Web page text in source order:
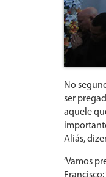
No
ser
aquele
Aliás,
‘Vamos